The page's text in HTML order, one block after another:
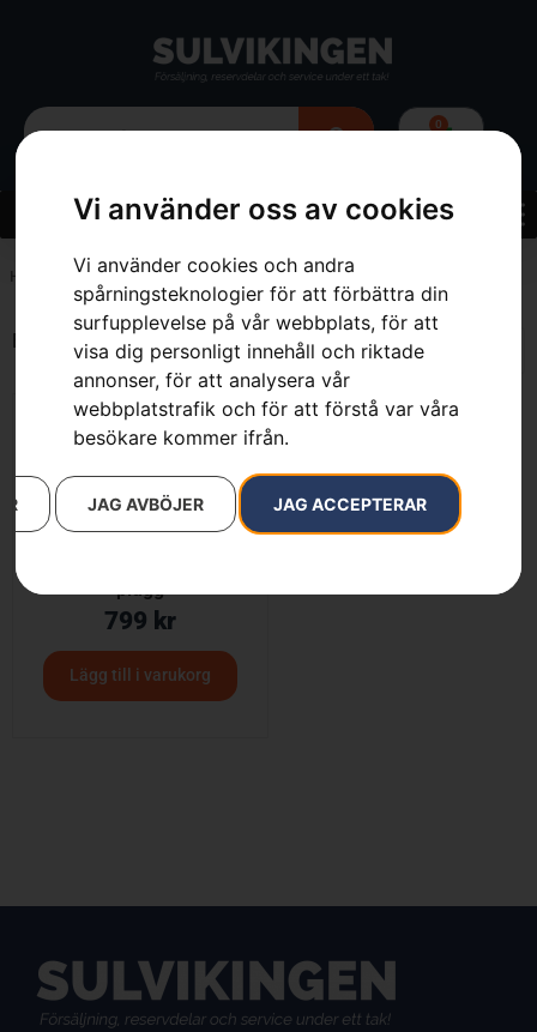
Vi använder oss av cookies
Vi använder cookies och andra
spårningsteknologier för att förbättra din
surfupplevelse på vår webbplats, för att
visa dig personligt innehåll och riktade
annonser, för att analysera vår
webbplatstrafik och för att förstå var våra
besökare kommer ifrån.
JAG ACCEPTERAR
JAG AVBÖJER
0
Hem 107 cm
Endast ett sökresultat
plugg
799 kr
Lägg till i varukorg